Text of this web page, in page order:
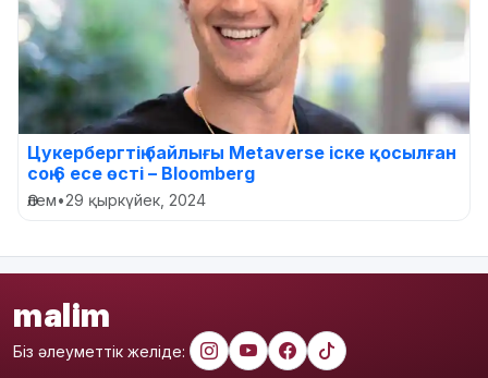
Цукербергтің байлығы Metaverse іске қосылған
соң 6 есе өсті – Bloomberg
Әлем•29 қыркүйек, 2024
malim
Біз әлеуметтік желіде: